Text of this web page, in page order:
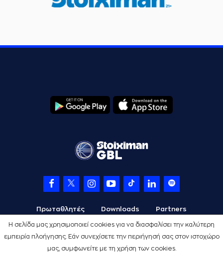
Η σελίδα μας χρησιμοποιεί cookies για να διασφαλίσει την καλύτερη
εμπειρία πλοήγησης. Εάν συνεχίσετε την περιήγησή σας στον ιστοχώρο
μας, συμφωνείτε με τη χρήση των cookies.
Πρωταθλητές Downloads Partners